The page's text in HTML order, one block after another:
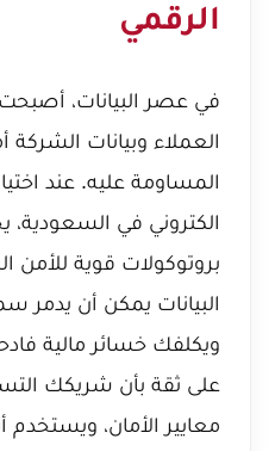
الرقمي
في عصر البيانات،
العملاء وبيانات الشركة
المساومة عليه. عند
الكتروني في السعودية،
بروتوكولات قوية للأمن
البيانات يمكن أن يدمر
ويكلفك خسائر مالية
على ثقة بأن شريكك
معايير الأمان،